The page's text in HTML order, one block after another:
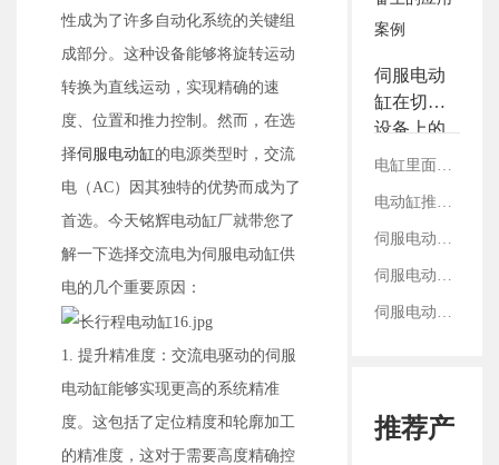
性成为了许多自动化系统的关键组
成部分。这种设备能够将旋转运动
转换为直线运动，实现精确的速
度、位置和推力控制。然而，在选
择伺服电动缸的电源类型时，交流
电（AC）因其独特的优势而成为了
首选。今天铭辉电动缸厂就带您了
解一下选择交流电为伺服电动缸供
电的几个重要原因：
1. 提升精准度：交流电驱动的伺服
电动缸能够实现更高的系统精准
度。这包括了定位精度和轮廓加工
的精准度，这对于需要高度精确控
伺服电动
缸在切割
设备上的
应用案例
电缸里面的丝杠是如何固定的？
电动缸推拉转换间隙是什么？如何有效控制
伺服电动缸重复定位精度靠什么支撑？
伺服电动缸选用减速机直齿和斜齿的区别
伺服电动缸前端鱼眼接头的连接与固定方法
推荐产